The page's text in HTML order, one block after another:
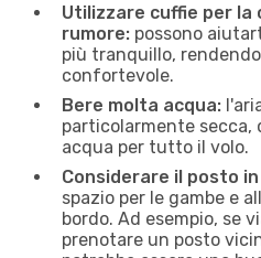
Utilizzare cuffie per la
rumore: possono
più tranquillo,
confortevole.
Bere molta acqua:
particolarmente secca,
acqua per tutto il volo.
Considerare il posto
spazio per le gambe e
bordo. Ad esempio, se
prenotare un posto